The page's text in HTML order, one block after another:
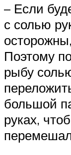
– Если
с солью
Поэтому
рыбу
большой
руках,